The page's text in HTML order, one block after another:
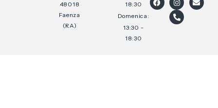
48018
Faenza
(RA)
18:30
Domenica:
13:30 -
18:30